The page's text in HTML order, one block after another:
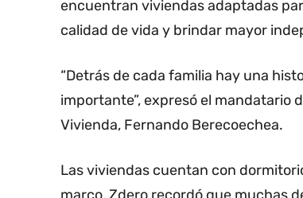
encuentran viviendas adaptadas
calidad de vida y brindar mayor
“Detrás de cada familia hay una
importante”, expresó el mandatario
Vivienda, Fernando Berecoechea.
Las viviendas cuentan con